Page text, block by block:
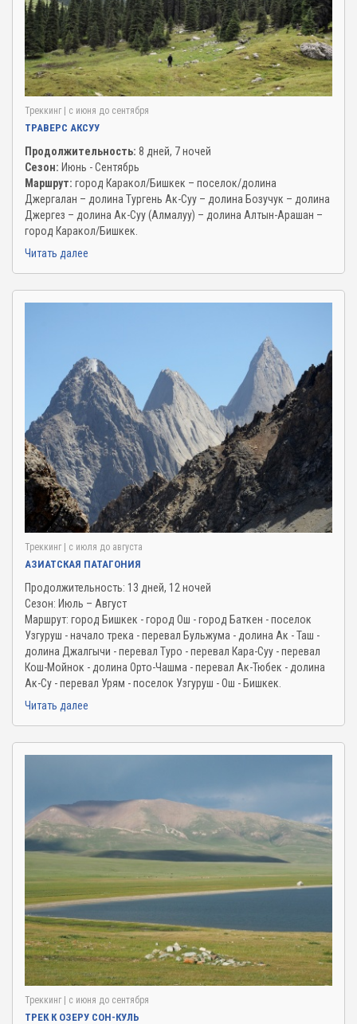
Треккинг| c июня до сентября
ТРАВЕРС АКСУУ
Продолжительность: 8 дней, 7 ночей
Сезон: Июнь - Сентябрь
Маршрут: город Каракол/Бишкек – поселок/долина
Джергалан – долина Тургень Ак-Суу – долина Бозучук – долина
Джергез – долина Ак-Суу (Алмалуу) – долина Алтын-Арашан –
город Каракол/Бишкек.
Читать далее
Треккинг| c июля до августа
АЗИАТСКАЯ ПАТАГОНИЯ
Продолжительность: 13 дней, 12 ночей
Сезон: Июль – Август
Маршрут: город Бишкек - город Ош - город Баткен - поселок
Узгуруш - начало трека - перевал Бульжума - долина Ак - Таш -
долина Джалгычи - перевал Туро - перевал Кара-Суу - перевал
Кош-Мойнок - долина Орто-Чашма - перевал Ак-Тюбек - долина
Ак-Су - перевал Урям - поселок Узгуруш - Ош - Бишкек.
Читать далее
Треккинг| c июня до сентября
ТРЕК К ОЗЕРУ СОН-КУЛЬ